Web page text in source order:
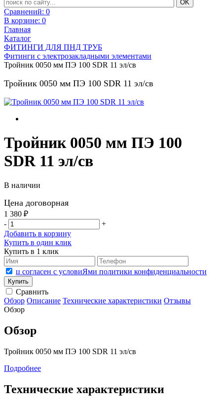
Сравнений: 0
В корзине: 0
Главная
Каталог
ФИТИНГИ ДЛЯ ПНД ТРУБ
Фитинги с электрозакладными элементами
Тройник 0050 мм ПЭ 100 SDR 11 эл/св
Тройник 0050 мм ПЭ 100 SDR 11 эл/св
Тройник 0050 мм ПЭ 100
SDR 11 эл/св
В наличии
Цена договорная
1 380 ₽
-
+
Добавить в корзину
Купить в один клик
Купить в 1 клик
џ согласен с условиЯми политики конфиденциальности
Сравнить
Обзор Описание Технические характеристики Отзывы
Обзор
Обзор
Тройник 0050 мм ПЭ 100 SDR 11 эл/св
Подробнее
Технические характеристики